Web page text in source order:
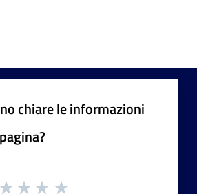
chiare le informazioni